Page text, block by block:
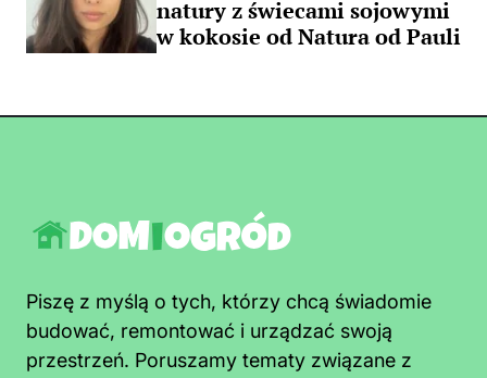
natury z świecami sojowymi
w kokosie od Natura od Pauli
Piszę z myślą o tych, którzy chcą świadomie
budować, remontować i urządzać swoją
przestrzeń. Poruszamy tematy związane z